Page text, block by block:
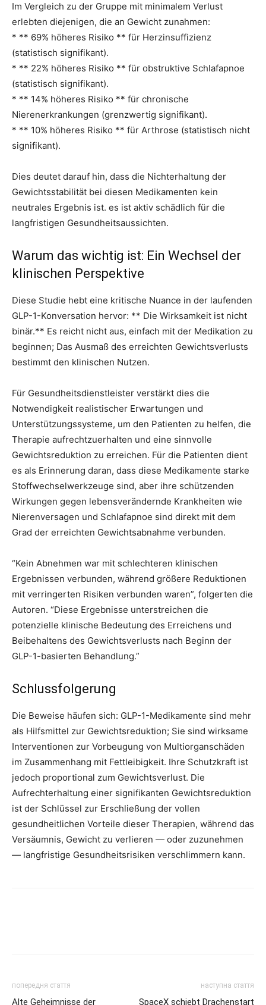
Im Vergleich zu der Gruppe mit minimalem Verlust
erlebten diejenigen, die an Gewicht zunahmen:
* ** 69% höheres Risiko ** für Herzinsuffizienz
(statistisch signifikant).
* ** 22% höheres Risiko ** für obstruktive Schlafapnoe
(statistisch signifikant).
* ** 14% höheres Risiko ** für chronische
Nierenerkrankungen (grenzwertig signifikant).
* ** 10% höheres Risiko ** für Arthrose (statistisch nicht
signifikant).
Dies deutet darauf hin, dass die Nichterhaltung der
Gewichtsstabilität bei diesen Medikamenten kein
neutrales Ergebnis ist. es ist aktiv schädlich für die
langfristigen Gesundheitsaussichten.
Warum das wichtig ist: Ein Wechsel der
klinischen Perspektive
Diese Studie hebt eine kritische Nuance in der laufenden
GLP-1-Konversation hervor: ** Die Wirksamkeit ist nicht
binär.** Es reicht nicht aus, einfach mit der Medikation zu
beginnen; Das Ausmaß des erreichten Gewichtsverlusts
bestimmt den klinischen Nutzen.
Für Gesundheitsdienstleister verstärkt dies die
Notwendigkeit realistischer Erwartungen und
Unterstützungssysteme, um den Patienten zu helfen, die
Therapie aufrechtzuerhalten und eine sinnvolle
Gewichtsreduktion zu erreichen. Für die Patienten dient
es als Erinnerung daran, dass diese Medikamente starke
Stoffwechselwerkzeuge sind, aber ihre schützenden
Wirkungen gegen lebensverändernde Krankheiten wie
Nierenversagen und Schlafapnoe sind direkt mit dem
Grad der erreichten Gewichtsabnahme verbunden.
“Kein Abnehmen war mit schlechteren klinischen
Ergebnissen verbunden, während größere Reduktionen
mit verringerten Risiken verbunden waren”, folgerten die
Autoren. “Diese Ergebnisse unterstreichen die
potenzielle klinische Bedeutung des Erreichens und
Beibehaltens des Gewichtsverlusts nach Beginn der
GLP-1-basierten Behandlung.”
Schlussfolgerung
Die Beweise häufen sich: GLP-1-Medikamente sind mehr
als Hilfsmittel zur Gewichtsreduktion; Sie sind wirksame
Interventionen zur Vorbeugung von Multiorganschäden
im Zusammenhang mit Fettleibigkeit. Ihre Schutzkraft ist
jedoch proportional zum Gewichtsverlust. Die
Aufrechterhaltung einer signifikanten Gewichtsreduktion
ist der Schlüssel zur Erschließung der vollen
gesundheitlichen Vorteile dieser Therapien, während das
Versäumnis, Gewicht zu verlieren — oder zuzunehmen
— langfristige Gesundheitsrisiken verschlimmern kann.
попередня стаття
Alte Geheimnisse der
наступна стаття
SpaceX schiebt Drachenstart